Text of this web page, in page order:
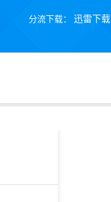
分流下载： 迅雷下载